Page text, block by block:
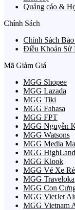
Quảng cáo &
Chính Sách
Chính Sách
Điều Khoản Sử
Mã Giảm Giá
MGG Shopee
MGG Lazada
MGG Tiki
MGG Fahasa
MGG FPT
MGG Nguyễn
MGG Watsons
MGG Media
MGG
MGG Klook
MGG Vé Xe Rẻ
MGG Traveloka
MGG Con
MGG VietJet
MGG Vietnam